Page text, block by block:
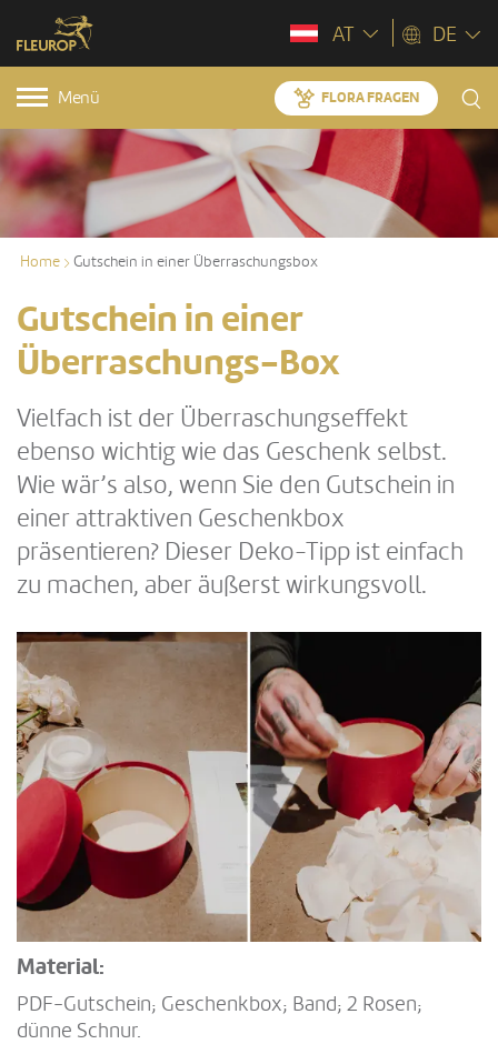
AT DE
Menü FLORA FRAGEN
Home Gutschein in einer Überraschungsbox
Gutschein in einer
Überraschungs-Box
Vielfach ist der Überraschungseffekt
ebenso wichtig wie das Geschenk selbst.
Wie wär’s also, wenn Sie den Gutschein in
einer attraktiven Geschenkbox
präsentieren? Dieser Deko-Tipp ist einfach
zu machen, aber äußerst wirkungsvoll.
Material:
PDF-Gutschein; Geschenkbox; Band; 2 Rosen;
dünne Schnur.